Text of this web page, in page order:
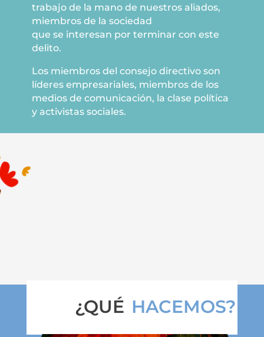
trabajo de la mano de nuestros aliados,
miembros de la sociedad
que se interesan por terminar con este
delito.
Los miembros del consejo directivo son
líderes empresariales, miembros de los
medios de comunicación, la clase política
y activistas sociales.
¿QUÉ HACEMOS?